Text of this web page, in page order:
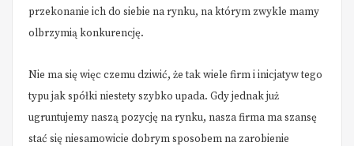
przekonanie ich do siebie na rynku, na którym zwykle mamy
olbrzymią konkurencję.
Nie ma się więc czemu dziwić, że tak wiele firm i inicjatyw tego
typu jak spółki niestety szybko upada. Gdy jednak już
ugruntujemy naszą pozycję na rynku, nasza firma ma szansę
stać się niesamowicie dobrym sposobem na zarobienie